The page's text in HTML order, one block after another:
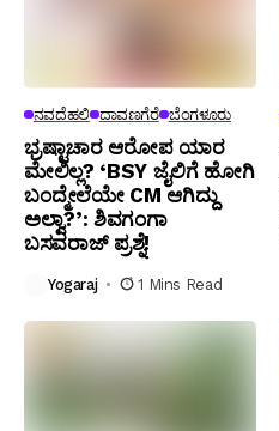
ನವದೆಹಲಿ ದಾವಣಗೆರೆ ಬೆಂಗಳೂರು
ಭ್ರಷ್ಟಾಚಾರ ಆರೋಪ ಯಾರ
ಮೇಲಿಲ್ಲ? ‘BSY ಜೈಲಿಗೆ ಹೋಗಿ
ಬಂದ್ಮೇಲೆಯೇ CM ಆಗಿದ್ದು
ಅಲ್ವಾ?’: ಶಿವಗಂಗಾ
ಬಸವರಾಜ್ ಪ್ರಶ್ನೆ!
Yogaraj 1 Mins Read